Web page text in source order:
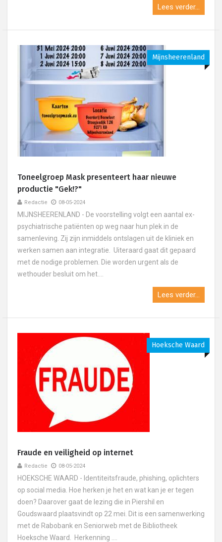
Lees verder...
Mijnsheerenland
Toneelgroep Mask presenteert haar nieuwe
productie "Gek!?"
Redactie 08-05-2024
MIJNSHEERENLAND - De voorstelling volgt een aantal ex-
psychiatrische patiënten op weg naar hun plek in de
samenleving. Zij zijn inmiddels ontslagen uit de kliniek en
werken samen aan integratie. Uiteraard gaat dit gepaard
met de nodige problemen. Die worden urgent als de
wethouder besluit om het....
Lees verder...
Hoeksche Waard
Fraude en veiligheid op internet
Redactie 08-05-2024
HOEKSCHE WAARD - Identiteitsfraude, phishing, oplichters
op social media. Hoe herken je het en wat kan je er tegen
doen? Daarover gaat de lezing die in Piershil en
Goudswaard plaatsvindt op 22 mei. Dit is een samenwerking
met de Rabobank en Seniorweb met de Bibliotheek
Hoeksche Waard. Herkenning ....